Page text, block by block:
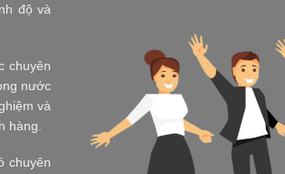
độ và
chuyên
nước
và
hàng.
chuyên